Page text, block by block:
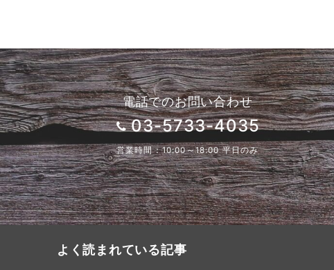
電話でのお問い合わせ
03-5733-4035
営業時間：10:00～18:00 平日のみ
よく読まれている記事